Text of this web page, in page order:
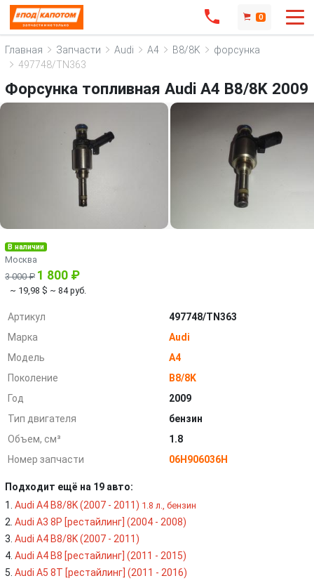
0
Главная Запчасти Audi A4 B8/8K
форсунка
497748/TN363
Форсунка топливная Audi A4 B8/8K 2009
В наличии
Москва
3 000 ₽ 1 800 ₽
~ 19,98 $ ~ 84 руб.
Артикул
497748/TN363
Марка
Audi
Модель
A4
Поколение
B8/8K
Год
2009
Тип двигателя
бензин
Объем, см³
1.8
Номер запчасти
06H906036H
Подходит ещё на 19 авто:
Audi A4 B8/8K (2007 - 2011) 1.8 л., бензин
Audi A3 8P [рестайлинг] (2004 - 2008)
Audi A4 B8/8K (2007 - 2011)
Audi A4 B8 [рестайлинг] (2011 - 2015)
Audi A5 8T [рестайлинг] (2011 - 2016)